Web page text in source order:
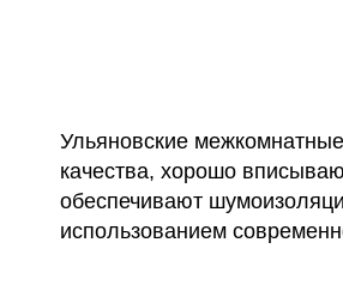
Ульяновские
качества, хорошо
обеспечивают
использованием